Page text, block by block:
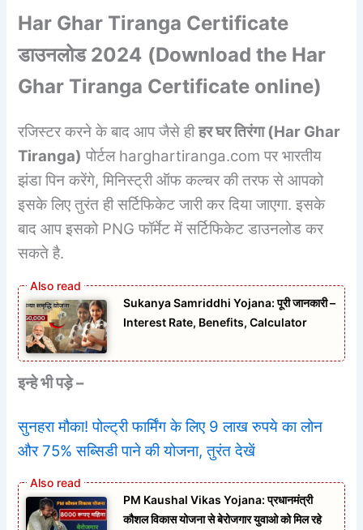
Har Ghar Tiranga Certificate
डाउनलोड 2024 (Download the Har
Ghar Tiranga Certificate online)
रजिस्टर करने के बाद आप जैसे हीहर घर तिरंगा (Har Ghar
Tiranga) पोर्टल harghartiranga.com पर भारतीय
झंडा पिन करेंगे, मिनिस्ट्री ऑफ कल्चर की तरफ से आपको
इसके लिए तुरंत ही सर्टिफिकेट जारी कर दिया जाएगा. इसके
बाद आप इसको PNG फॉर्मेट में सर्टिफिकेट डाउनलोड कर
सकते है.
Sukanya Samriddhi Yojana: पूरी जानकारी –
Interest Rate, Benefits, Calculator
इन्हे भी पड़े –
सुनहरा मौका! पोल्ट्री फार्मिंग के लिए 9 लाख रुपये का लोन
और 75% सब्सिडी पाने की योजना, तुरंत देखें
PM Kaushal Vikas Yojana: प्रधानमंत्री
कौशल विकास योजना से बेरोजगार युवाओ को मिल रहे